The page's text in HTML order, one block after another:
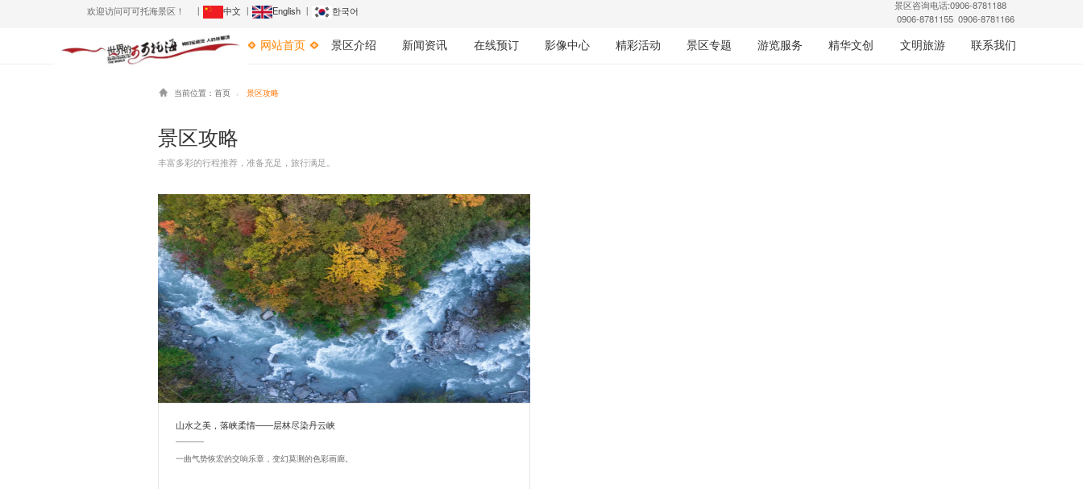
欢迎访问可可托海景区！ 丨 中文 丨 English丨 한국어
景区咨询电话:0906-8781188
0906-8781155 0906-8781166
网站首页 景区介绍 新闻资讯 在线预订 影像中心 精彩活动 景区专题 游览服务 精华文创 文明旅游 联系我们
 当前位置： 首页 景区攻略
景区攻略
丰富多彩的行程推荐，准备充足，旅行满足。
山水之美，落峡柔情——层林尽染丹云峡
一曲气势恢宏的交响乐章，变幻莫测的色彩画廊。